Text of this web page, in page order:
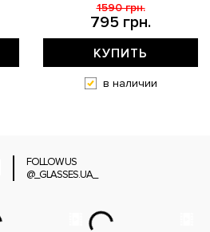
795 грн.
1590 грн.
КУПИТЬ
в наличии
FOLLOW US
@_GLASSES.UA_